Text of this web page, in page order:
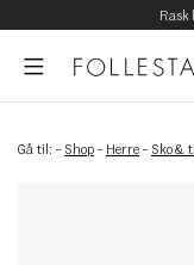
Gå til: – Shop – Herre – Sko &